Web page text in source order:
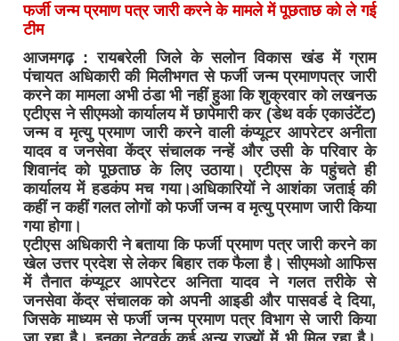
फर्जी जन्म प्रमाण पत्र जारी करने के मामले में पूछताछ को ले गई
टीम
आजमगढ़ : रायबरेली जिले के सलोन विकास खंड में ग्राम
पंचायत अधिकारी की मिलीभगत से फर्जी जन्म प्रमाणपत्र जारी
करने का मामला अभी ठंडा भी नहीं हुआ कि शुक्रवार को लखनऊ
एटीएस ने सीएमओ कार्यालय में छापेमारी कर (डेथ वर्क एकाउंटेंट)
जन्म व मृत्यु प्रमाण जारी करने वाली कंप्यूटर आपरेटर अनीता
यादव व जनसेवा केंद्र संचालक नन्हें और उसी के परिवार के
शिवानंद को पूछताछ के लिए उठाया। एटीएस के पहुंचते ही
कार्यालय में हडकंप मच गया।अधिकारियों ने आशंका जताई की
कहीं न कहीं गलत लोगों को फर्जी जन्म व मृत्यु प्रमाण जारी किया
गया होगा।
एटीएस अधिकारी ने बताया कि फर्जी प्रमाण पत्र जारी करने का
खेल उत्तर प्रदेश से लेकर बिहार तक फैला है। सीएमओ आफिस
में तैनात कंप्यूटर आपरेटर अनिता यादव ने गलत तरीके से
जनसेवा केंद्र संचालक को अपनी आइडी और पासवर्ड दे दिया,
जिसके माध्यम से फर्जी जन्म प्रमाण पत्र विभाग से जारी किया